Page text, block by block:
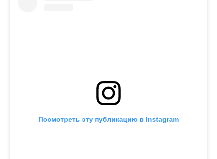
Посмотреть эту публикацию в Instagram